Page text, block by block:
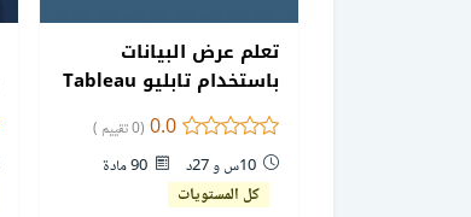
تعلم عرض البيانات
باستخدام تابليو Tableau
0.0 (0 تقييم )
90 مادة
كل المستويات